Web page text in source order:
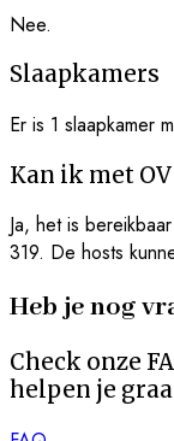
Nee.
Slaapkamers
Er is 1 slaapkamer
Kan ik met
Ja, het is
319. De hosts
Heb je nog
Check onze
helpen je